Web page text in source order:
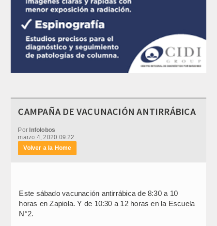
CAMPAÑA DE VACUNACIÓN ANTIRRÁBICA
PorInfolobos
marzo 4, 2020 09:22
Volver a la Home
Este sábado vacunación antirrábica de 8:30 a 10
horas en Zapiola. Y de 10:30 a 12 horas en la Escuela
N°2.